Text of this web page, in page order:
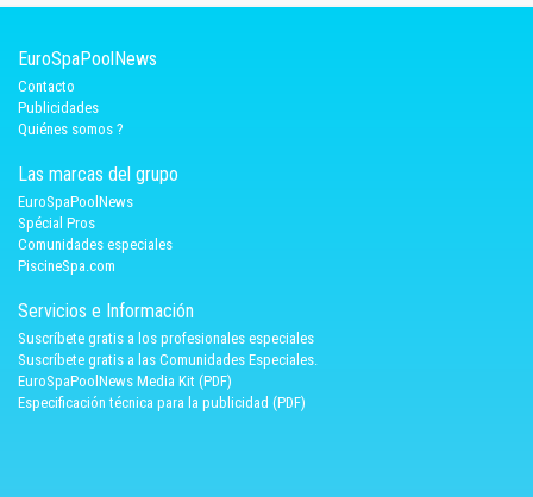
EuroSpaPoolNews
Contacto
Publicidades
Quiénes somos ?
Las marcas del grupo
EuroSpaPoolNews
Spécial Pros
Comunidades especiales
PiscineSpa.com
Servicios e Información
Suscríbete gratis a los profesionales especiales
Suscríbete gratis a las Comunidades Especiales.
EuroSpaPoolNews Media Kit (PDF)
Especificación técnica para la publicidad (PDF)